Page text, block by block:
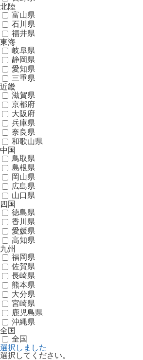
北陸
富山県
石川県
福井県
東海
岐阜県
静岡県
愛知県
三重県
近畿
滋賀県
京都府
大阪府
兵庫県
奈良県
和歌山県
中国
鳥取県
島根県
岡山県
広島県
山口県
四国
徳島県
香川県
愛媛県
高知県
九州
福岡県
佐賀県
長崎県
熊本県
大分県
宮崎県
鹿児島県
沖縄県
全国
全国
選択しました
選択してください。